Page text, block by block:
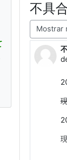
不具
Mostrar